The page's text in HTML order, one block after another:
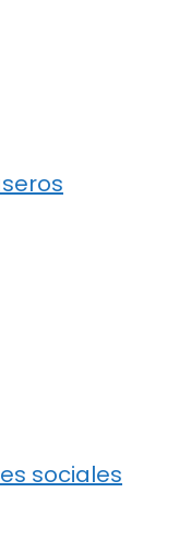
sociales